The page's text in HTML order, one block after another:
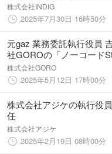
株式会社INDIG
2025年7月30日 16時50分
元gaz 業務委託執行役員
社GOROの「ノーコード
就任
株式会社GORO
2025年5月12日 17時00分
株式会社アジケの執行役
任
株式会社アジケ
2025年2月19日 08時00分